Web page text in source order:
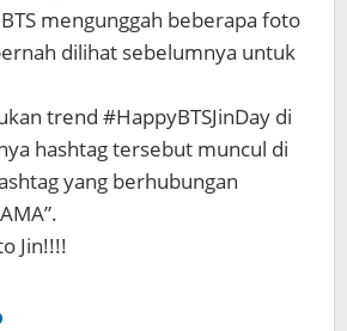
mengunggah beberapa foto
dilihat sebelumnya untuk
trend #HappyBTSJinDay di
hashtag tersebut muncul di
yang berhubungan
Jin!!!!